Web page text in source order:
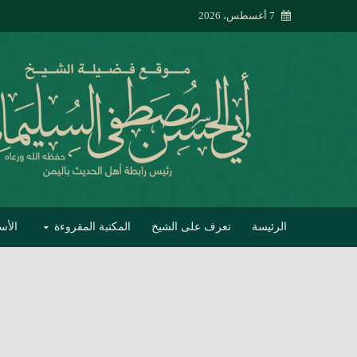
7 أغسطس، 2026
الرئيسة تعرف على الشيخ المكتبة المقروءة